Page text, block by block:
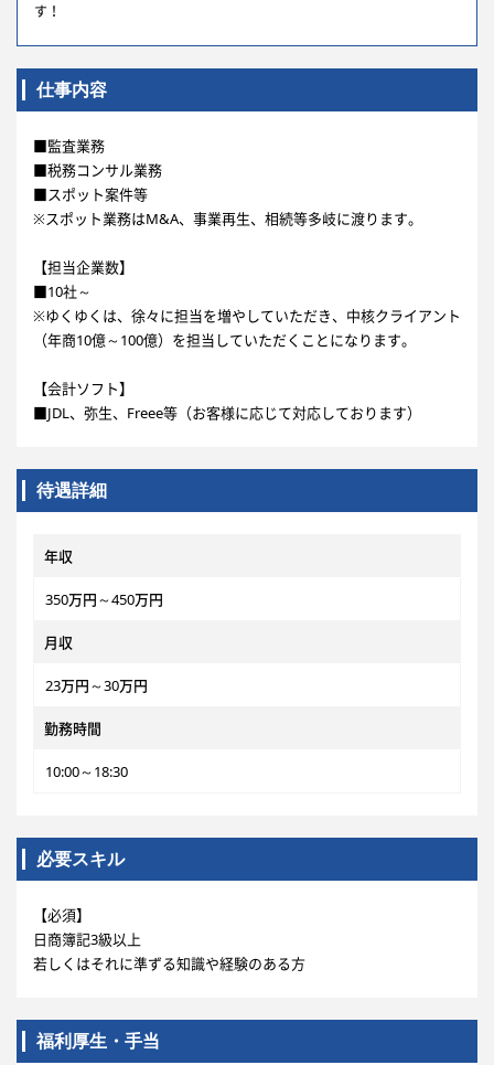
す！
仕事内容
■監査業務
■税務コンサル業務
■スポット案件等
※スポット業務はM&A、事業再生、相続等多岐に渡ります。
【担当企業数】
■10社～
※ゆくゆくは、徐々に担当を増やしていただき、中核クライアント
（年商10億～100億）を担当していただくことになります。
【会計ソフト】
■JDL、弥生、Freee等（お客様に応じて対応しております）
待遇詳細
年収
350万円～450万円
月収
23万円～30万円
勤務時間
10:00～18:30
必要スキル
【必須】
日商簿記3級以上
若しくはそれに準ずる知識や経験のある方
福利厚生・手当